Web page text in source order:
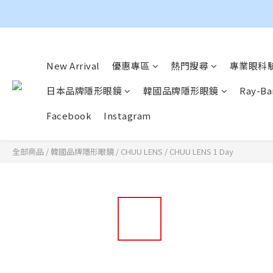
New Arrival 優惠專區 熱門搜尋
專業眼科
日本品牌隱形眼鏡
韓國品牌隱形眼鏡
Ray-
Facebook
Instagram
全部商品 /韓國品牌隱形眼鏡 / CHUU LENS / CHUU LENS 1 Day